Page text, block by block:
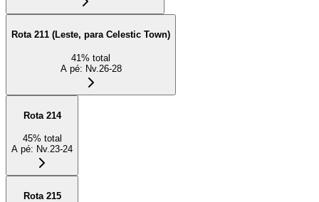
Rota 211 (Leste, para Celestic Town)
41 % total
A pé: Nv.26-28
Rota 214
45% total
A pé: Nv.23-24
Rota 215